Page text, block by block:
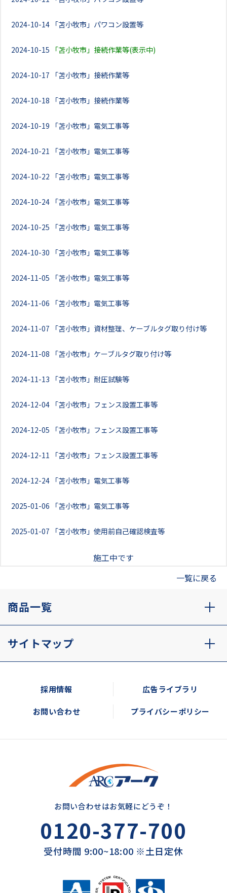
2024-10-14 「苫小牧市」パワコン設置等
2024-10-15 「苫小牧市」接続作業等(表示中)
2024-10-17 「苫小牧市」接続作業等
2024-10-18 「苫小牧市」接続作業等
2024-10-19 「苫小牧市」電気工事等
2024-10-21 「苫小牧市」電気工事等
2024-10-22 「苫小牧市」電気工事等
2024-10-24 「苫小牧市」電気工事等
2024-10-25 「苫小牧市」電気工事等
2024-10-30 「苫小牧市」電気工事等
2024-11-05 「苫小牧市」電気工事等
2024-11-06 「苫小牧市」電気工事等
2024-11-07 「苫小牧市」資材整理、ケーブルタグ取り付け等
2024-11-08 「苫小牧市」ケーブルタグ取り付け等
2024-11-13 「苫小牧市」耐圧試験等
2024-12-04 「苫小牧市」フェンス設置工事等
2024-12-05 「苫小牧市」フェンス設置工事等
2024-12-11 「苫小牧市」フェンス設置工事等
2024-12-24 「苫小牧市」電気工事等
2025-01-06 「苫小牧市」電気工事等
2025-01-07 「苫小牧市」使用前自己確認検査等
施工中です
一覧に戻る
商品一覧
サイトマップ
採用情報 広告ライブラリ
お問い合わせ プライバシーポリシー
お問い合わせはお気軽にどうぞ！
0120-377-700
受付時間 9:00~18:00 ※土日定休